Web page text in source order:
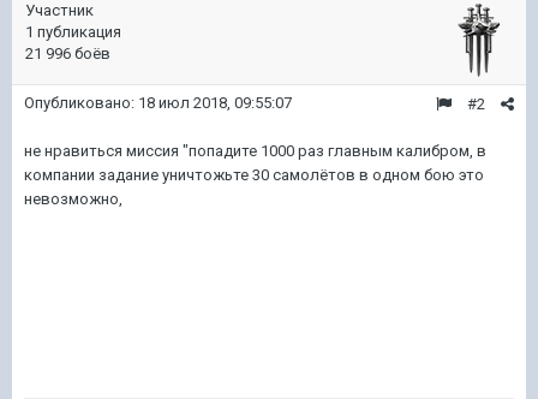
Участник
1 публикация
21 996 боёв
#2
Опубликовано: 18 июл 2018, 09:55:07
не нравиться миссия "попадите 1000 раз главным калибром, в
компании задание уничтожьте 30 самолётов в одном бою это
невозможно,